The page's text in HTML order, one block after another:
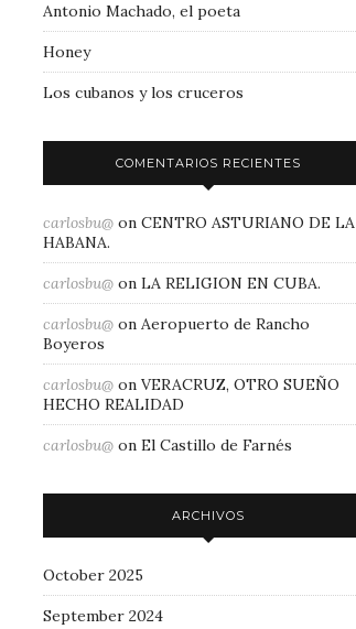
Antonio Machado, el poeta
Honey
Los cubanos y los cruceros
COMENTARIOS RECIENTES
carlosbu@ on CENTRO ASTURIANO DE LA
HABANA.
carlosbu@ on LA RELIGION EN CUBA.
carlosbu@ on Aeropuerto de Rancho
Boyeros
carlosbu@ on VERACRUZ, OTRO SUEÑO
HECHO REALIDAD
carlosbu@ on El Castillo de Farnés
ARCHIVOS
October 2025
September 2024